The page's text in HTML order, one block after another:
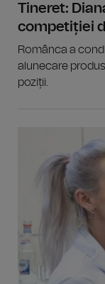
Tineret:
competiției
Românca a
alunecare
poziții.